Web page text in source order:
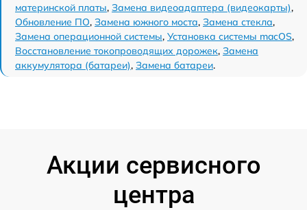
материнской платы, Замена видеоадаптера (видеокарты),
Обновление ПО, Замена южного моста, Замена стекла,
Замена операционной системы, Установка системы macOS,
Восстановление токопроводящих дорожек, Замена
аккумулятора (батареи), Замена батареи.
Акции сервисного
центра